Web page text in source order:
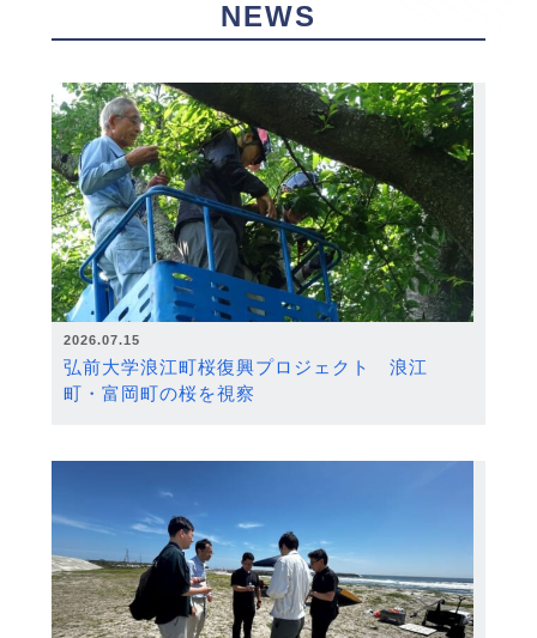
NEWS
2026.07.15
弘前大学浪江町桜復興プロジェクト 浪江
町・富岡町の桜を視察